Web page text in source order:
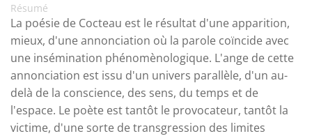
Résumé
La poésie de Cocteau est le résultat d'une apparition,
mieux, d'une annonciation où la parole coïncide avec
une insémination phénomènologique. L'ange de cette
annonciation est issu d'un univers parallèle, d'un au-
delà de la conscience, des sens, du temps et de
l'espace. Le poète est tantôt le provocateur, tantôt la
victime, d'une sorte de transgression des limites